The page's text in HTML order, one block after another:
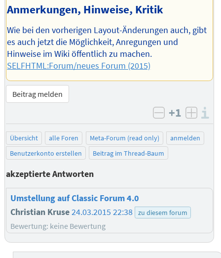
Anmerkungen, Hinweise, Kritik
Wie bei den vorherigen Layout-Änderungen auch, gibt
es auch jetzt die Möglichkeit, Anregungen und
Hinweise im Wiki öffentlich zu machen.
SELFHTML:Forum/neues Forum (2015)
Beitrag melden
negativ
+1
Übersicht alle Foren Meta-Forum (read only)
anmelden
Benutzerkonto erstellen
Beitrag im Thread-Baum
akzeptierte Antworten
Umstellung auf Classic Forum 4.0
Christian Kruse24.03.2015 22:38 zu diesem forum
Bewertung: keine Bewertung